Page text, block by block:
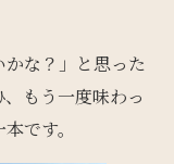
な？」と思った
もう一度味わっ
です。